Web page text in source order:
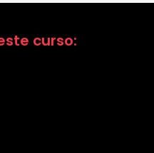
curso: